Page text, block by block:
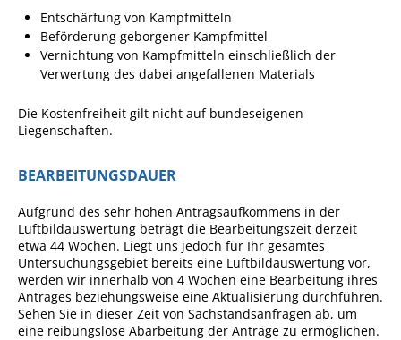
MEIN GEMMRIGHEIM
Projekt Summendes
Markungsputzete
Gemmrigheimer
Lesewochen
Paten für Baum- und
Pflanzbeete
Aktion „PFLÜCK MICH!“
Boulebahn
Entschärfung von Kampfmitteln
Beförderung geborgener Kampfmittel
Vernichtung von Kampfmitteln einschließlich der
Verwertung des dabei angefallenen Materials
Die Kostenfreiheit gilt nicht auf bundeseigenen
Liegenschaften.
BEARBEITUNGSDAUER
Aufgrund des sehr hohen Antragsaufkommens in der
Luftbildauswertung beträgt die Bearbeitungszeit derzeit
etwa 44 Wochen. Liegt uns jedoch für Ihr gesamtes
Untersuchungsgebiet bereits eine Luftbildauswertung vor,
werden wir innerhalb von 4 Wochen eine Bearbeitung ihres
Antrages beziehungsweise eine Aktualisierung durchführen.
Sehen Sie in dieser Zeit von Sachstandsanfragen ab, um
eine reibungslose Abarbeitung der Anträge zu ermöglichen.